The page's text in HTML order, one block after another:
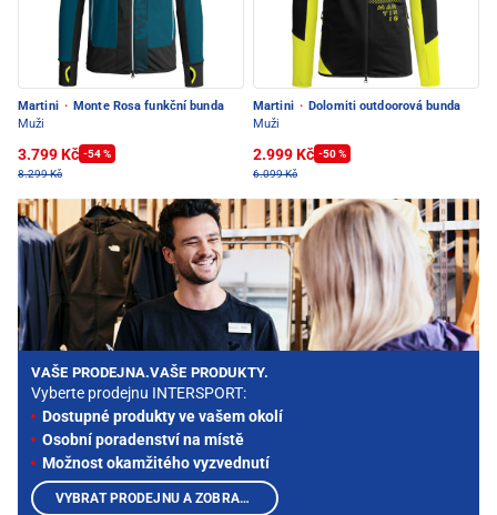
Martini · Monte Rosa funkční bunda
Muži
3.799 Kč -54 %
8.299 Kč
Martini · Dolomiti outdoorová bunda
Muži
2.999 Kč -50 %
6.099 Kč
VAŠE PRODEJNA.VAŠE PRODUKTY.
Vyberte prodejnu INTERSPORT:
Dostupné produkty ve vašem okolí
Osobní poradenství na místě
Možnost okamžitého vyzvednutí
VYBRAT PRODEJNU A ZOBRAZIT PRODUKTY